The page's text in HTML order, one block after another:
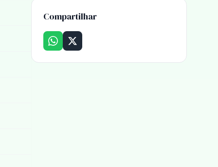
Compartilhar